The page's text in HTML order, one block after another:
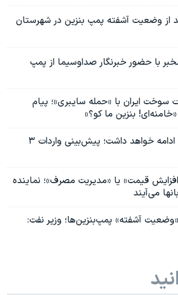
از وضعیت آشفته پمپ بنزین در شهرستان
با حضور خبرنگار صداوسیما از پمپ
سوخت ایران با «حمله سایبری»؛ پیام
بنزین ما کو؟»
بحران بنزین همچنان ادامه خواهد داشت؛ پیش‌بینی واردات ۳
قیمت» یا «مدیریت مصرف»؛ نماینده
می‌آیند
آشفته» پمپ‌بنزین‌ها؛ وزیر نفت: